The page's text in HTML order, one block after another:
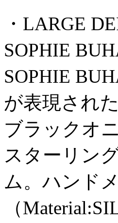
・LARGE
SOPHIE
SOPHIE
が表現され
ブラックオ
スターリン
ム。ハンド
（